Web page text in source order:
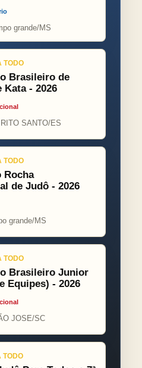
grande/MS
TODO
Brasileiro de
Kata - 2026
SANTO/ES
TODO
Rocha
de Judô - 2026
grande/MS
TODO
Brasileiro Junior
Equipes) - 2026
JOSE/SC
TODO